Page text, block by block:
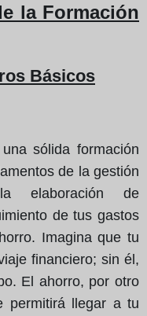
la Formación
Básicos
sólida formación
de la gestión
elaboración de
de tus gastos
Imagina que tu
financiero; sin él,
El ahorro, por otro
permitirá llegar a tu